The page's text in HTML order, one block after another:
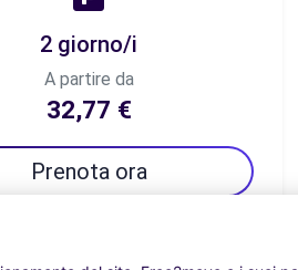
2 giorno/i
A partire da
32,77 €
Prenota ora